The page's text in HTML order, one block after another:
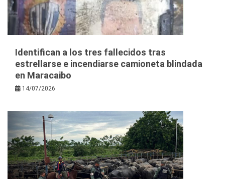
Identifican a los tres fallecidos tras
estrellarse e incendiarse camioneta blindada
en Maracaibo
14/07/2026